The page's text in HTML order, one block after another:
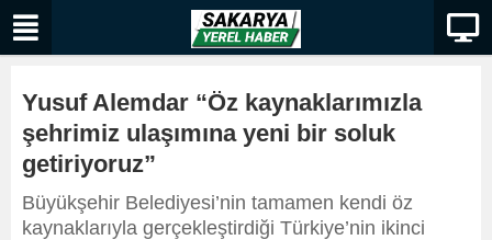
Yusuf Alemdar “Öz kaynaklarımızla
şehrimiz ulaşımına yeni bir soluk
getiriyoruz”
Büyükşehir Belediyesi’nin tamamen kendi öz
kaynaklarıyla gerçekleştirdiği Türkiye’nin ikinci